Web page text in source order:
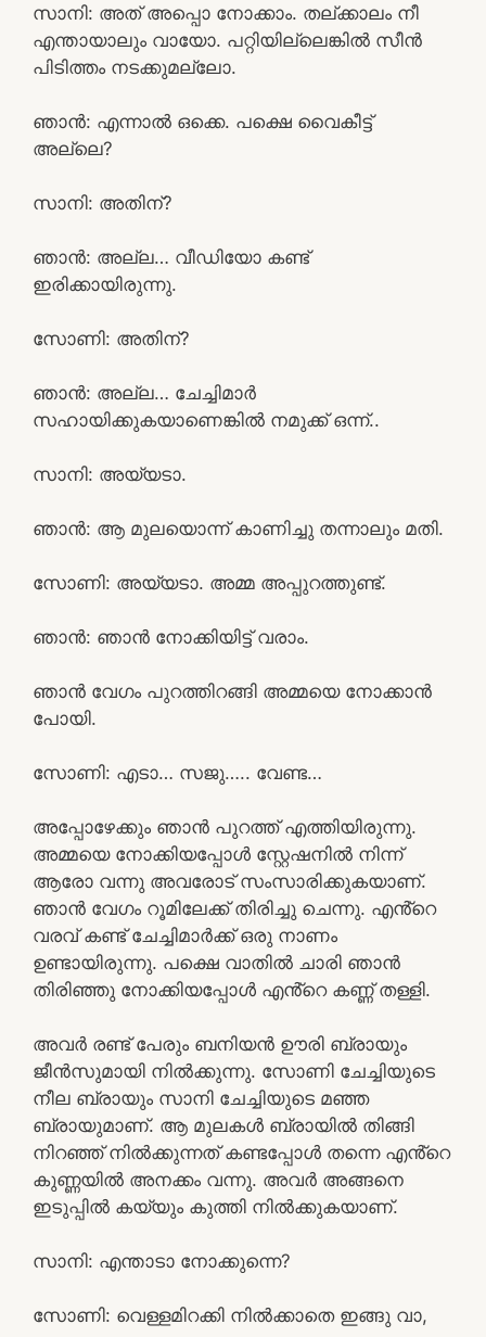
സാനി: അത് അപ്പൊ നോക്കാം. തല്ക്കാലം നീ
എന്തായാലും വായോ. പറ്റിയില്ലെങ്കിൽ സീൻ
പിടിത്തം നടക്കുമല്ലോ.
ഞാൻ: എന്നാൽ ഒക്കെ. പക്ഷെ വൈകീട്ട്
അല്ലെ?
സാനി: അതിന്?
ഞാൻ: അല്ല… വീഡിയോ കണ്ട്
ഇരിക്കായിരുന്നു.
സോണി: അതിന്?
ഞാൻ: അല്ല… ചേച്ചിമാർ
സഹായിക്കുകയാണെങ്കിൽ നമുക്ക് ഒന്ന്..
സാനി: അയ്യടാ.
ഞാൻ: ആ മുലയൊന്ന് കാണിച്ചു തന്നാലും മതി.
സോണി: അയ്യടാ. അമ്മ അപ്പുറത്തുണ്ട്.
ഞാൻ: ഞാൻ നോക്കിയിട്ട് വരാം.
ഞാൻ വേഗം പുറത്തിറങ്ങി അമ്മയെ നോക്കാൻ
പോയി.
സോണി: എടാ… സജു….. വേണ്ട…
അപ്പോഴേക്കും ഞാൻ പുറത്ത് എത്തിയിരുന്നു.
അമ്മയെ നോക്കിയപ്പോൾ സ്റ്റേഷനിൽ നിന്ന്
ആരോ വന്നു അവരോട് സംസാരിക്കുകയാണ്.
ഞാൻ വേഗം റൂമിലേക്ക് തിരിച്ചു ചെന്നു. എൻ്റെ
വരവ് കണ്ട് ചേച്ചിമാർക്ക് ഒരു നാണം
ഉണ്ടായിരുന്നു. പക്ഷെ വാതിൽ ചാരി ഞാൻ
തിരിഞ്ഞു നോക്കിയപ്പോൾ എൻ്റെ കണ്ണ് തള്ളി.
അവർ രണ്ട് പേരും ബനിയൻ ഊരി ബ്രായും
ജീൻസുമായി നിൽക്കുന്നു. സോണി ചേച്ചിയുടെ
നീല ബ്രായും സാനി ചേച്ചിയുടെ മഞ്ഞ
ബ്രായുമാണ്. ആ മുലകൾ ബ്രായിൽ തിങ്ങി
നിറഞ്ഞ് നിൽക്കുന്നത് കണ്ടപ്പോൾ തന്നെ എൻ്റെ
കുണ്ണയിൽ അനക്കം വന്നു. അവർ അങ്ങനെ
ഇടുപ്പിൽ കയ്യും കുത്തി നിൽക്കുകയാണ്.
സാനി: എന്താടാ നോക്കുന്നെ?
സോണി: വെള്ളമിറക്കി നിൽക്കാതെ ഇങ്ങു വാ,